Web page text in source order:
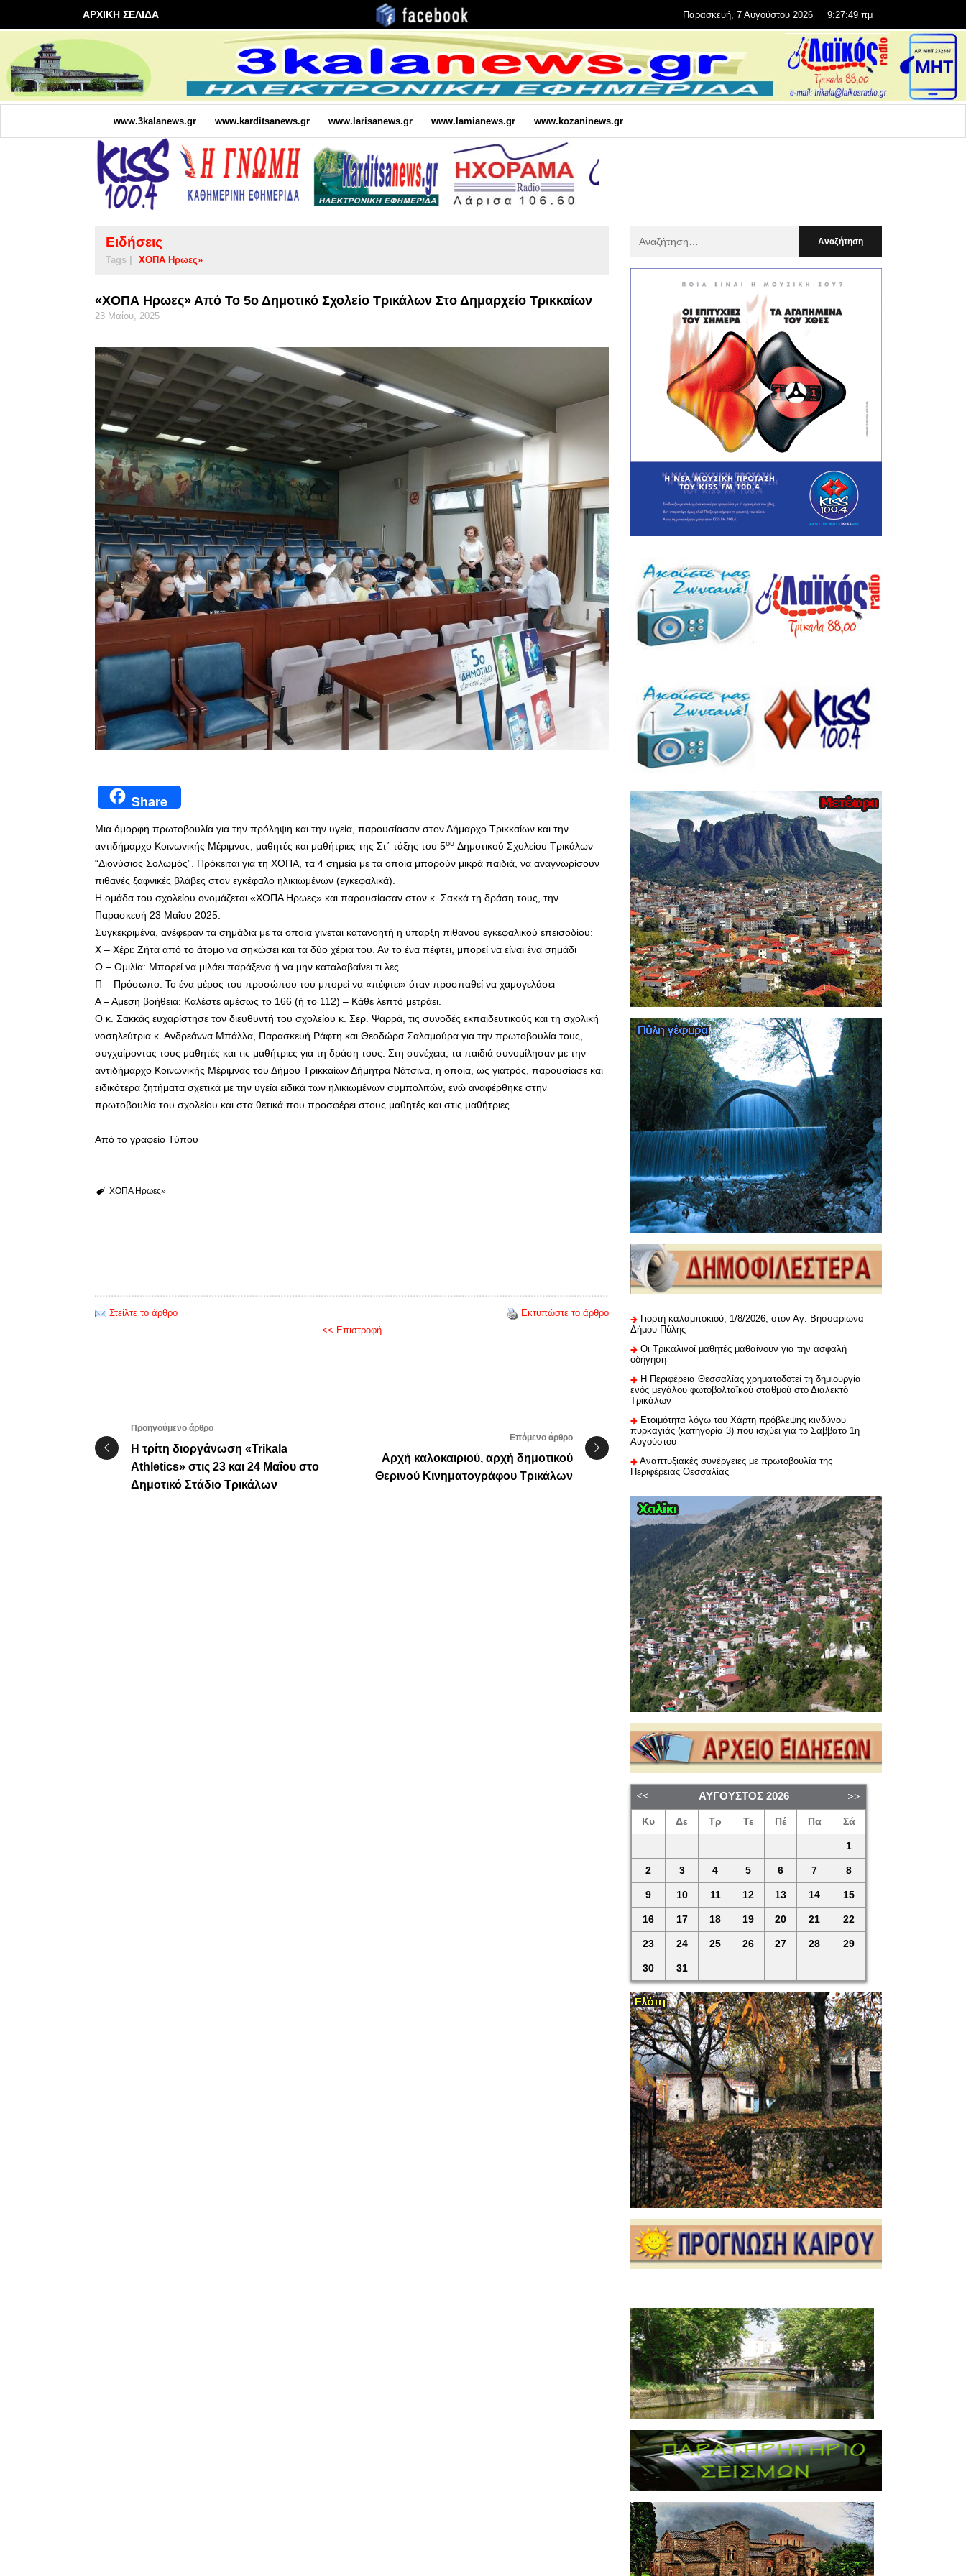
ΑΡΧΙΚΗ ΣΕΛΙΔΑ Παρασκευή, 7 Αυγούστου 2026 9:27:50 πμ
www.3kalanews.gr www.karditsanews.gr www.larisanews.gr www.lamianews.gr www.kozaninews.gr
Ειδήσεις
Tags | ΧΟΠΑ Ηρωες»
«ΧΟΠΑ Ηρωες» Από Το 5ο Δημοτικό Σχολείο Τρικάλων Στο Δημαρχείο Τρικκαίων
23 Μαΐου, 2025
Share
Μια όμορφη πρωτοβουλία για την πρόληψη και την υγεία, παρουσίασαν στον Δήμαρχο Τρικκαίων και την
αντιδήμαρχο Κοινωνικής Μέριμνας, μαθητές και μαθήτριες της Στ΄ τάξης του 5ου Δημοτικού Σχολείου Τρικάλων
“Διονύσιος Σολωμός”. Πρόκειται για τη ΧΟΠΑ, τα 4 σημεία με τα οποία μπορούν μικρά παιδιά, να αναγνωρίσουν
πιθανές ξαφνικές βλάβες στον εγκέφαλο ηλικιωμένων (εγκεφαλικά).
Η ομάδα του σχολείου ονομάζεται «ΧΟΠΑ Ηρωες» και παρουσίασαν στον κ. Σακκά τη δράση τους, την
Παρασκευή 23 Μαΐου 2025.
Συγκεκριμένα, ανέφεραν τα σημάδια με τα οποία γίνεται κατανοητή η ύπαρξη πιθανού εγκεφαλικού επεισοδίου:
Χ – Χέρι: Ζήτα από το άτομο να σηκώσει και τα δύο χέρια του. Αν το ένα πέφτει, μπορεί να είναι ένα σημάδι
Ο – Ομιλία: Μπορεί να μιλάει παράξενα ή να μην καταλαβαίνει τι λες
Π – Πρόσωπο: Το ένα μέρος του προσώπου του μπορεί να «πέφτει» όταν προσπαθεί να χαμογελάσει
Α – Αμεση βοήθεια: Καλέστε αμέσως το 166 (ή το 112) – Κάθε λεπτό μετράει.
Ο κ. Σακκάς ευχαρίστησε τον διευθυντή του σχολείου κ. Σερ. Ψαρρά, τις συνοδές εκπαιδευτικούς και τη σχολική
νοσηλεύτρια κ. Ανδρεάννα Μπάλλα, Παρασκευή Ράφτη και Θεοδώρα Σαλαμούρα για την πρωτοβουλία τους,
συγχαίροντας τους μαθητές και τις μαθήτριες για τη δράση τους. Στη συνέχεια, τα παιδιά συνομίλησαν με την
αντιδήμαρχο Κοινωνικής Μέριμνας του Δήμου Τρικκαίων Δήμητρα Νάτσινα, η οποία, ως γιατρός, παρουσίασε και
ειδικότερα ζητήματα σχετικά με την υγεία ειδικά των ηλικιωμένων συμπολιτών, ενώ αναφέρθηκε στην
πρωτοβουλία του σχολείου και στα θετικά που προσφέρει στους μαθητές και στις μαθήτριες.
Από το γραφείο Τύπου
ΧΟΠΑ Ηρωες»
Στείλτε το άρθρο
Εκτυπώστε το άρθρο
<< Επιστροφή
Προηγούμενο άρθρο
Η τρίτη διοργάνωση «Trikala
Athletics» στις 23 και 24 Μαΐου στο
Δημοτικό Στάδιο Τρικάλων
Επόμενο άρθρο
Αρχή καλοκαιριού, αρχή δημοτικού
Θερινού Κινηματογράφου Τρικάλων
:
Γιορτή καλαμποκιού, 1/8/2026, στον Αγ. Βησσαρίωνα
Δήμου Πύλης
Οι Τρικαλινοί μαθητές μαθαίνουν για την ασφαλή
οδήγηση
H Περιφέρεια Θεσσαλίας χρηματοδοτεί τη δημιουργία
ενός μεγάλου φωτοβολταϊκού σταθμού στο Διαλεκτό
Τρικάλων
Ετοιμότητα λόγω του Χάρτη πρόβλεψης κινδύνου
πυρκαγιάς (κατηγορία 3) που ισχύει για το Σάββατο 1η
Αυγούστου
Αναπτυξιακές συνέργειες με πρωτοβουλία της
Περιφέρειας Θεσσαλίας
ΑΎΓΟΥΣΤΟΣ 2026
Κυ Δε Τρ Τε Πέ Πα Σά
1
2 3 4 5 6 7 8
9 10 11 12 13 14 15
16 17 18 19 20 21 22
23 24 25 26 27 28 29
30 31